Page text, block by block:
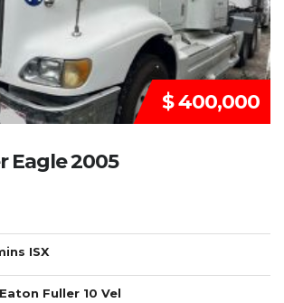
$ 400,000
Eagle 2005
ISX
Eaton Fuller 10 Vel